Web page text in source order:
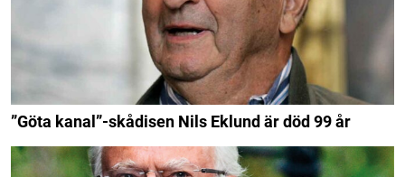
”Göta kanal”-skådisen Nils Eklund är död 99 år